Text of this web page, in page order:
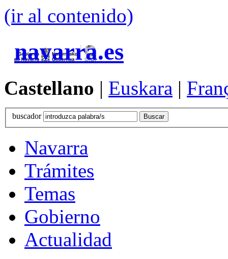
(ir al contenido)
navarra.es
Castellano | Euskara |
buscador
Navarra
Trámites
Temas
Gobierno
Actualidad